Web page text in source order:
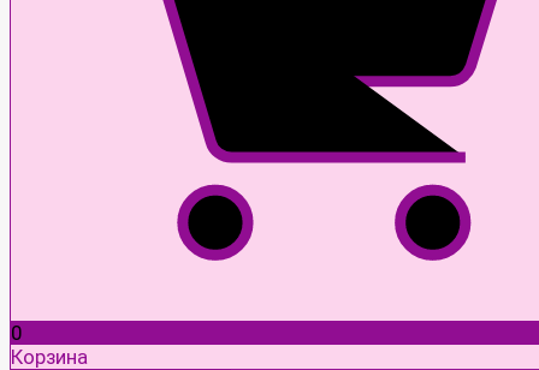
0
Корзина